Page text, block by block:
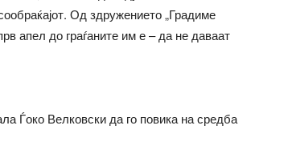
Од здружението „Градиме
апел до граѓаните им е – да не даваат
Ѓоко Велковски да го повика на средба